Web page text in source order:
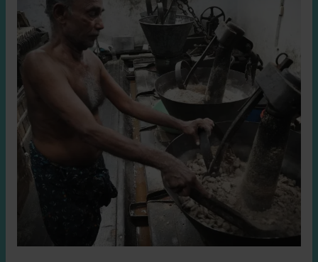
Pessoas:
A
Missão
Sociedade
Missionária
Internacional